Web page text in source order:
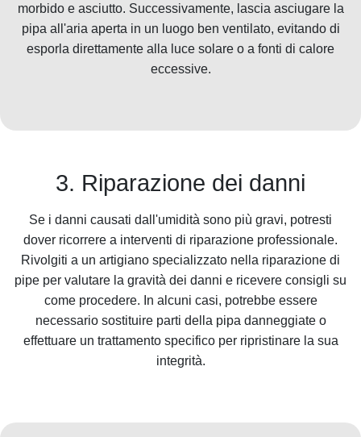
morbido e asciutto. Successivamente, lascia asciugare la
pipa all'aria aperta in un luogo ben ventilato, evitando di
esporla direttamente alla luce solare o a fonti di calore
eccessive.
3. Riparazione dei danni
Se i danni causati dall'umidità sono più gravi, potresti
dover ricorrere a interventi di riparazione professionale.
Rivolgiti a un artigiano specializzato nella riparazione di
pipe per valutare la gravità dei danni e ricevere consigli su
come procedere. In alcuni casi, potrebbe essere
necessario sostituire parti della pipa danneggiate o
effettuare un trattamento specifico per ripristinare la sua
integrità.